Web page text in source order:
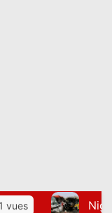
collision entre